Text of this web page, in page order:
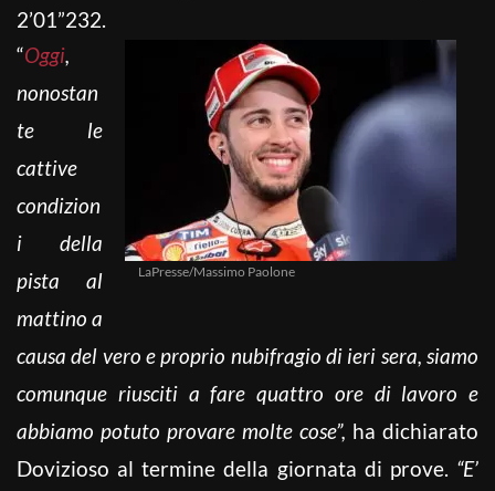
2’01”232.
LaPresse/Massimo Paolone
“Oggi,
nonostan
te le
cattive
condizion
i della
pista al
mattino a
causa del vero e proprio nubifragio di ieri sera, siamo
comunque riusciti a fare quattro ore di lavoro e
abbiamo potuto provare molte cose”, ha dichiarato
Dovizioso al termine della giornata di prove. “E’